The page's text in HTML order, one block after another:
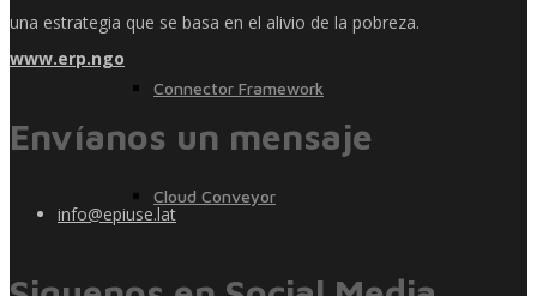
Connector Framework
Cloud Conveyor
una estrategia que se basa en el alivio de la pobreza.
www.erp.ngo
Envíanos un mensaje
info@epiuse.lat